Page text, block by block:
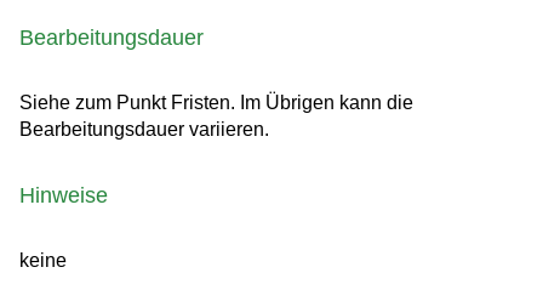
Bearbeitungsdauer
Siehe zum Punkt Fristen. Im Übrigen kann die
Bearbeitungsdauer variieren.
Hinweise
keine